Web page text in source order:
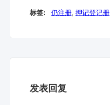
标签: 仍注册, 押记登记册
发表回复